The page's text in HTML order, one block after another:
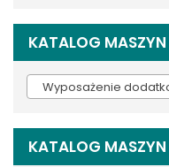
KATALOG MASZYN
Wyposażenie
KATALOG MASZYN